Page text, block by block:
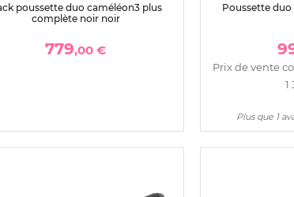
poussette duo caméléon3 plus
complète noir noir
779,00 €
Poussette duo
Prix de vente
1
Plus que 1